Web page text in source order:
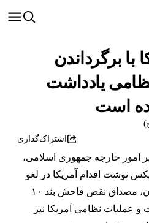
با برگرداندن
یادداشت
است
اشتراک‌گذاری
امور خارجه جمهوری اسلامی،
نوشت اقدام آمریکا در لغو
تعلیق تحریم فروش نفت ایران، مصداق نقض فاحش بند ۱۰
و عملیات نظامی آمریکا نیز